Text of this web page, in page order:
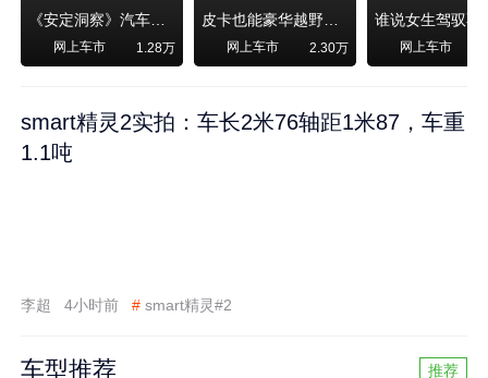
《安定洞察》汽车烧不烧油，和石油安全无关！
网上车市 1.28万
皮卡也能豪华越野！纵横F700上市，限时卖29.99万起
网上车市 2.30万 网上车市
smart精灵2实拍：车长2米76轴距1米87，车重
1.1吨
李超 4小时前 # smart精灵#2
车型推荐 推荐